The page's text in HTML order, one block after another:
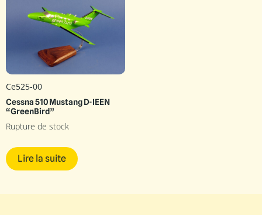
Ce525-00
Cessna 510 Mustang D-IEEN
“GreenBird”
Rupture de stock
Lire la suite